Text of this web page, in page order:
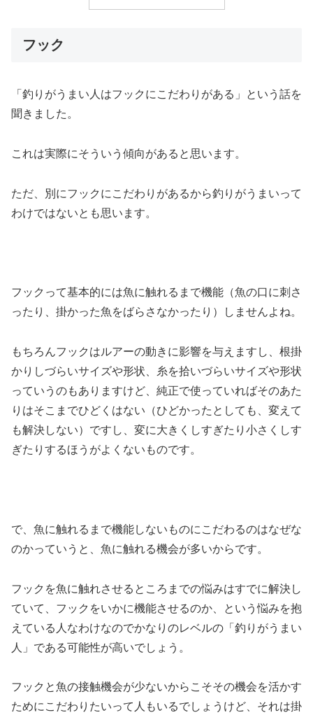
フック
「釣りがうまい人はフックにこだわりがある」という話を
聞きました。
これは実際にそういう傾向があると思います。
ただ、別にフックにこだわりがあるから釣りがうまいって
わけではないとも思います。
フックって基本的には魚に触れるまで機能（魚の口に刺さ
ったり、掛かった魚をばらさなかったり）しませんよね。
もちろんフックはルアーの動きに影響を与えますし、根掛
かりしづらいサイズや形状、糸を拾いづらいサイズや形状
っていうのもありますけど、純正で使っていればそのあた
りはそこまでひどくはない（ひどかったとしても、変えて
も解決しない）ですし、変に大きくしすぎたり小さくしす
ぎたりするほうがよくないものです。
で、魚に触れるまで機能しないものにこだわるのはなぜな
のかっていうと、魚に触れる機会が多いからです。
フックを魚に触れさせるところまでの悩みはすでに解決し
ていて、フックをいかに機能させるのか、という悩みを抱
えている人なわけなのでかなりのレベルの「釣りがうまい
人」である可能性が高いでしょう。
フックと魚の接触機会が少ないからこそその機会を活かす
ためにこだわりたいって人もいるでしょうけど、それは掛